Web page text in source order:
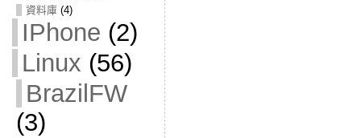
資料庫(4)
IPhone (2)
Linux (56)
BrazilFW
(3)